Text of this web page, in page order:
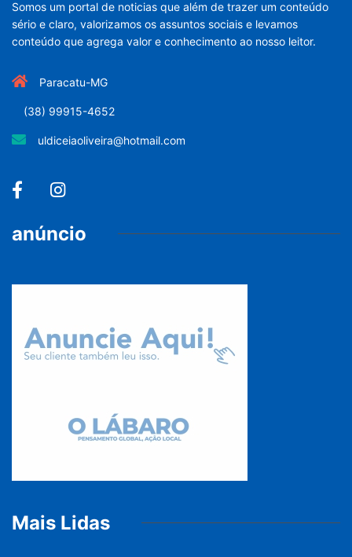
Somos um portal de noticias que além de trazer um conteúdo
sério e claro, valorizamos os assuntos sociais e levamos
conteúdo que agrega valor e conhecimento ao nosso leitor.
Paracatu-MG
(38) 99915-4652
uldiceiaoliveira@hotmail.com
anúncio
Mais Lidas